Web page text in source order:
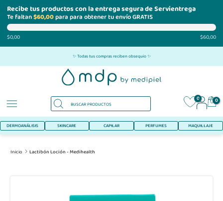
Recibe tus productos con la entrega segura de Servientrega
Te faltan$60,00para para obtener tu envío GRATIS
$0,00 $60,00
al
✨ Todas tus compras reciben obsequio ✨
0 0
DERMOANÁLISIS SKINCARE CAPILAR PERFUMES MAQUILLAJE
Inicio Lactibón Loción - Medihealth